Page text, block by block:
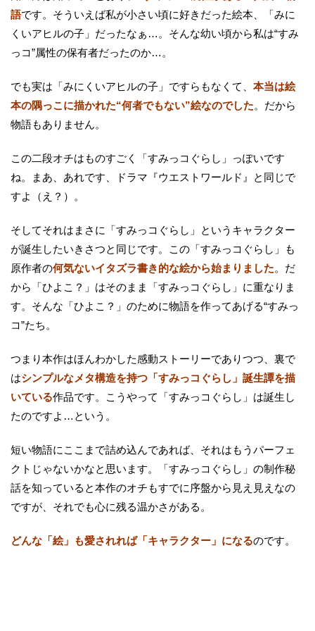
語です。そういえば私が小さい頃に好きだった絵本、「みに
くいアヒルの子」だったなぁ…。そんな幼い頃から私は“すみ
っコ”属性の保有者だったのか…。
でも実は「みにくいアヒルの子」ですらもなくて、 本当は絵
本の隅っこに描かれた“何者でもない”絵なのでした。だから
物語もありません。
この二段オチはものすごく「すみっコぐらし」っぽいです
ね。まあ、あれです、ドラマ『ウエストワールド』と同じで
すよ（え？）。
そしてそれはまさに「すみっコぐらし」というキャラクター
が誕生したいきさつと同じです。この「すみっコぐらし」も
原作者の何気ないイタズラ書き的な絵から始まりました。だ
から「ひよこ？」はそのまま「すみっコぐらし」に重なりま
す。そんな「ひよこ？」のために物語を作ってあげる“すみっ
コ”たち。
つまり本作はほんわかした感動ストーリーでありつつ、裏で
はシンプルなメタ構造を持つ「すみっコぐらし」誕生譚を描
いている作品です。こうやって「すみっコぐらし」は誕生し
たのですよ…という。
短い物語にここまで詰め込んであれば、それはもうパーフェ
クトじゃないかなと思います。「すみっコぐらし」の制作秘
話を知っていると本作のオチもすでに序盤から見え見えなの
ですが、それでも心に残る温かさがある。
どんな「絵」も愛されれば「キャラクター」になるのです。